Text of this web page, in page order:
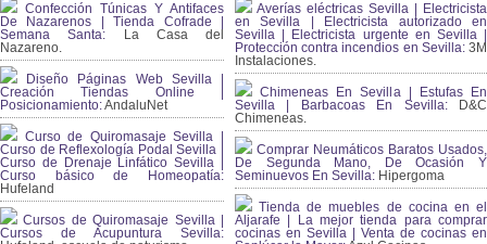
Confección Túnicas Y Antifaces
De Nazarenos | Tienda Cofrade |
Semana Santa: La Casa del
Nazareno.
Diseño Páginas Web Sevilla |
Creación Tiendas Online |
Posicionamiento:AndaluNet
Curso de Quiromasaje Sevilla |
Curso de Reflexología Podal Sevilla |
Curso de Drenaje Linfático Sevilla |
Curso básico de Homeopatía:
Hufeland
Cursos de Quiromasaje Sevilla |
Cursos de Acupuntura Sevilla:
Averías eléctricas Sevilla | Electricista
en Sevilla | Electricista autorizado en
Sevilla | Electricista urgente en Sevilla |
Protección contra incendios en Sevilla:3M
Instalaciones.
Chimeneas En Sevilla | Estufas En
Sevilla | Barbacoas En Sevilla:D&C
Chimeneas.
Comprar Neumáticos Baratos Usados,
De Segunda Mano, De Ocasión Y
Seminuevos En Sevilla: Hipergoma
Tienda de muebles de cocina en el
Aljarafe | La mejor tienda para comprar
cocinas en Sevilla | Venta de cocinas en